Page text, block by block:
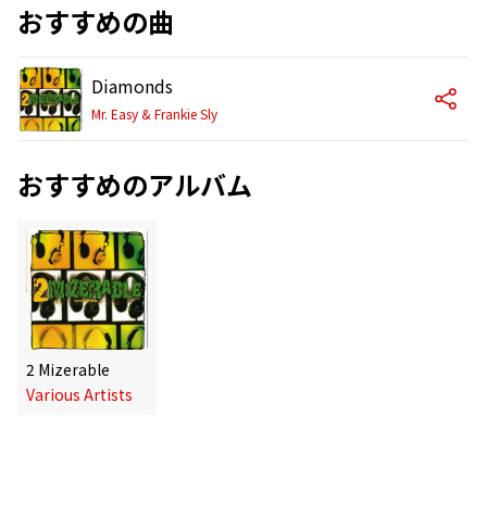
おすすめの曲
Diamonds
Mr. Easy & Frankie Sly
おすすめのアルバム
2 Mizerable
Various Artists